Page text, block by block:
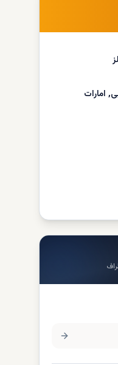
امارات